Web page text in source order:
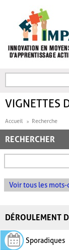
FORMULAIRE DE
VIGNETTES
Accueil Recherche
RECHERCHER
Voir tous les mots-
DÉROULEMENT
Sporadiques